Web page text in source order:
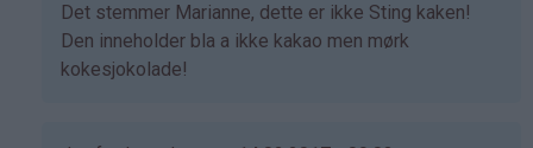
Som
svar
på
Det stemmer Marianne, dette er ikke Sting kaken!
Den inneholder bla a ikke kakao men mørk
kokesjokolade!